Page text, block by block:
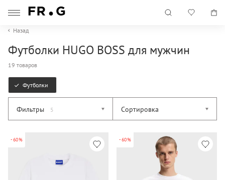
Назад
Футболки HUGO BOSS для мужчин
19 товаров
Футболки
Фильтры 5 Сортировка
-60% -60%